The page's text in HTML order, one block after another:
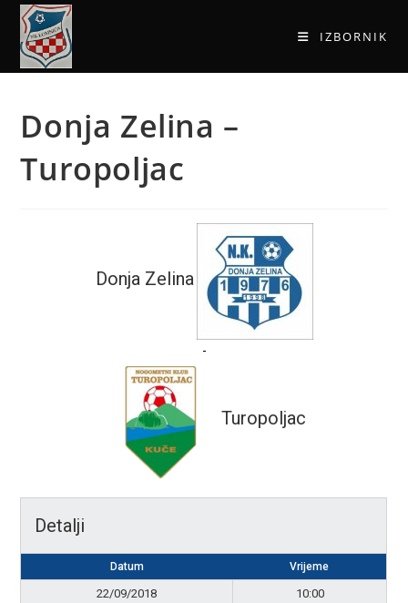
IZBORNIK
Donja Zelina –
Turopoljac
Donja Zelina
-
Turopoljac
Detalji
Datum Vrijeme
22/09/2018 10:00